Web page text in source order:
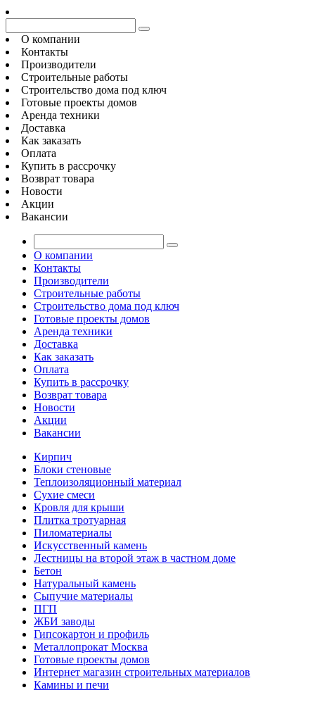
О компании
Контакты
Производители
Строительные работы
Строительство дома под ключ
Готовые проекты домов
Аренда техники
Доставка
Как заказать
Оплата
Купить в рассрочку
Возврат товара
Новости
Акции
Вакансии
О компании
Контакты
Производители
Строительные работы
Строительство дома под ключ
Готовые проекты домов
Аренда техники
Доставка
Как заказать
Оплата
Купить в рассрочку
Возврат товара
Новости
Акции
Вакансии
Кирпич
Блоки стеновые
Теплоизоляционный материал
Сухие смеси
Кровля для крыши
Плитка тротуарная
Пиломатериалы
Искусственный камень
Лестницы на второй этаж в частном доме
Бетон
Натуральный камень
Сыпучие материалы
ПГП
ЖБИ заводы
Гипсокартон и профиль
Металлопрокат Москва
Готовые проекты домов
Интернет магазин строительных материалов
Камины и печи